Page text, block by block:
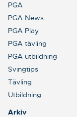
PGA
PGA News
PGA Play
PGA tävling
PGA utbildning
Svingtips
Tävling
Utbildning
Arkiv